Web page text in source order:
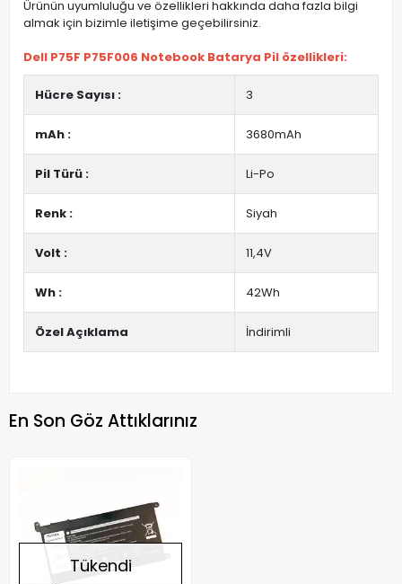
Ürünün uyumluluğu ve özellikleri hakkında daha fazla bilgi
almak için bizimle iletişime geçebilirsiniz.
Dell P75F P75F006 Notebook Batarya Pil özellikleri:
Hücre Sayısı : 3
mAh : 3680mAh
Pil Türü : Li-Po
Renk : Siyah
Volt : 11,4V
Wh : 42Wh
Özel Açıklama İndirimli
En Son Göz Attıklarınız
Tükendi